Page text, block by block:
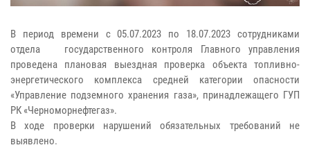
В период времени с 05.07.2023 по 18.07.2023 сотрудниками
отдела государственного контроля Главного управления
проведена плановая выездная проверка объекта топливно-
энергетического комплекса средней категории опасности
«Управление подземного хранения газа», принадлежащего ГУП
РК «Черноморнефтегаз».
В ходе проверки нарушений обязательных требований не
выявлено.